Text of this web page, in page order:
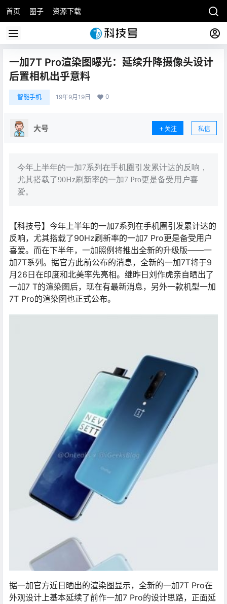
首页 圈子 资源下载
一加7T Pro渲染图曝光：延续升降摄像头设计
后置相机出乎意料
智能手机 19年9月19日 0
大号 关注 私信
今年上半年的一加7系列在手机圈引发累计达的反响，
尤其搭载了90Hz刷新率的一加7 Pro更是备受用户喜
爱。
【科技号】今年上半年的一加7系列在手机圈引发累计达的
反响，尤其搭载了90Hz刷新率的一加7 Pro更是备受用户
喜爱。而在下半年，一加照例将推出全新的升级版——一
加7T系列。据官方此前公布的消息，全新的一加7T将于9
月26日在印度和北美率先亮相。继昨日刘作虎亲自晒出了
一加7 T的渲染图后，现在有最新消息，另外一款机型一加
7T Pro的渲染图也正式公布。
据一加官方近日晒出的渲染图显示，全新的一加7T Pro在
外观设计上基本延续了前作一加7 Pro的设计思路，正面延